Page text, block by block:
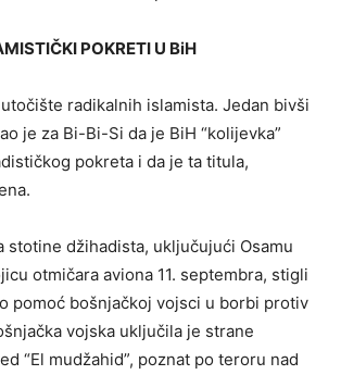
POKRETI U BiH
radikalnih islamista. Јedan bivši
je za Bi-Bi-Si da je BiH “kolijevka”
pokreta i da je ta titula,
stotine džihadista, uključujući Osamu
otmičara aviona 11. septembra, stigli
pomoć bošnjačkoj vojsci u borbi protiv
vojska uključila je strane
“El mudžahid”, poznat po teroru nad